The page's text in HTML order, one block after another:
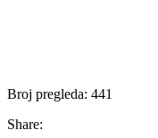
Broj pregleda: 441
Share: